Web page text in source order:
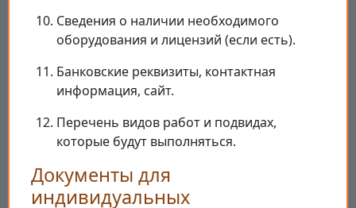
Сведения о наличии необходимого
оборудования и лицензий (если есть).
Банковские реквизиты, контактная
информация, сайт.
Перечень видов работ и подвидах,
которые будут выполняться.
Документы для
индивидуальных